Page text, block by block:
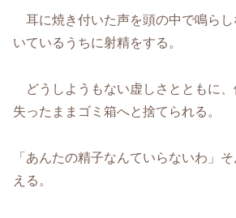
耳に焼き付いた声を頭の中で鳴ら
いているうちに射精をする。
どうしようもない虚しさとともに、
失ったままゴミ箱へと捨てられる。
「あんたの精子なんていらないわ」
える。